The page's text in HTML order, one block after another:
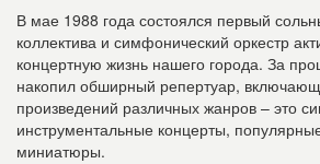
В мае 1988 года состоялся первый
коллектива и симфонический оркестр
концертную жизнь нашего города. За
накопил обширный репертуар,
произведений различных жанров – это
инструментальные концерты,
миниатюры.